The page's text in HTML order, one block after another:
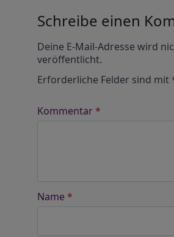
Schreibe einen
Deine E-Mail-Adresse wird
veröffentlicht.
Erforderliche Felder sind mit
Kommentar*
Name *